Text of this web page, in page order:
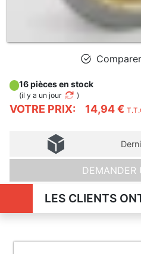
VOTRE PRIX: 14,94 €
16 pièces en stock
(il y a un jour )
DEMANDER
LES CLIENTS